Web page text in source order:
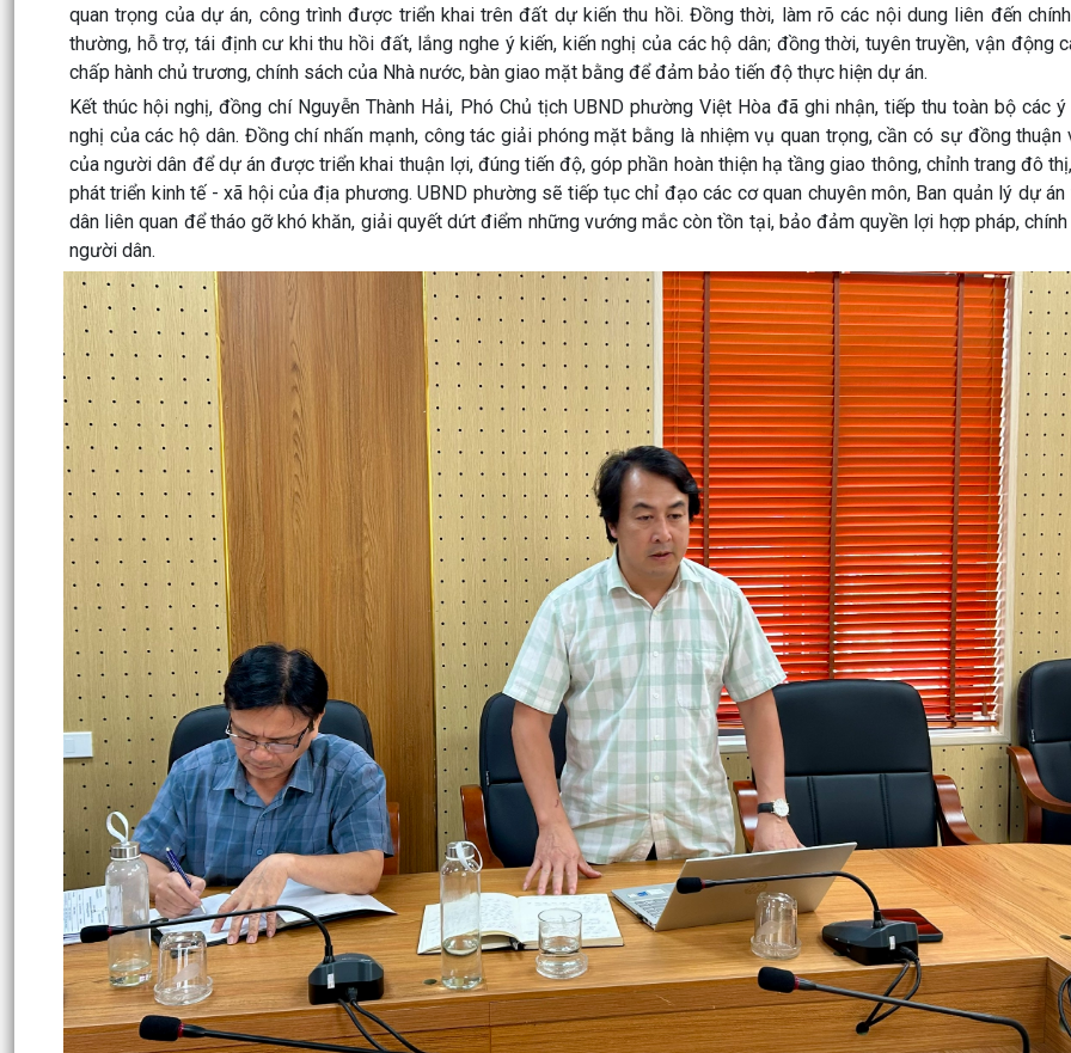
quan trọng của dự án, công trình được triển khai trên đất dự kiến thu hồi. Đồng thời, làm rõ các nội dung liên đến
thường, hỗ trợ, tái định cư khi thu hồi đất, lắng nghe ý kiến, kiến nghị của các hộ dân; đồng thời, tuyên truyền, vận động
chấp hành chủ trương, chính sách của Nhà nước, bàn giao mặt bằng để đảm bảo tiến độ thực hiện dự án.
Kết thúc hội nghị, đồng chí Nguyễn Thành Hải, Phó Chủ tịch UBND phường Việt Hòa đã ghi nhận, tiếp thu toàn bộ các ý
nghị của các hộ dân. Đồng chí nhấn mạnh, công tác giải phóng mặt bằng là nhiệm vụ quan trọng, cần có sự đồng thuận
của người dân để dự án được triển khai thuận lợi, đúng tiến độ, góp phần hoàn thiện hạ tầng giao thông, chỉnh trang đô
phát triển kinh tế - xã hội của địa phương. UBND phường sẽ tiếp tục chỉ đạo các cơ quan chuyên môn, Ban quản lý dự án
dân liên quan để tháo gỡ khó khăn, giải quyết dứt điểm những vướng mắc còn tồn tại, bảo đảm quyền lợi hợp pháp,
người dân.